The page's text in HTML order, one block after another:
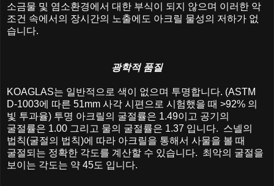
소금물 및 염소환경에서 대한 부식이 되지 않으며 이러한 악
조건 속에서의 장시간의 노출에도 아크릴 물성의 저하가 없
습니다.
광학적 품질
KOAGLAS는 일반적으로 색이 없으며 투명합니다. (ASTM
D-1003에 따른 51mm 사각 시편으로 시험했을 때 >92% 의
빛 투과율) 투명 아크릴의 굴절률은 1.49이고 공기의
굴절률은 1.00 그리고 물의 굴절률은 1.37 입니다. 스넬의
법칙(굴절의 법칙)에 따라 아크릴을 통해서 사물을 볼 때
굴절되는 정확한 각도를 계산할 수 있습니다. 최악의 굴절을
보이는 각도는 약 45도 입니다.